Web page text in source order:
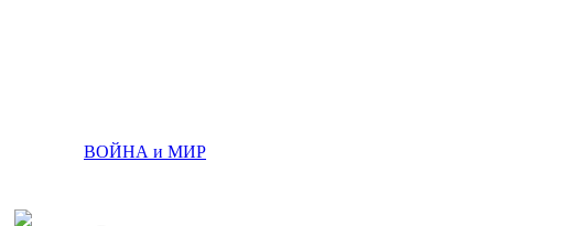
ВОЙНА и МИР